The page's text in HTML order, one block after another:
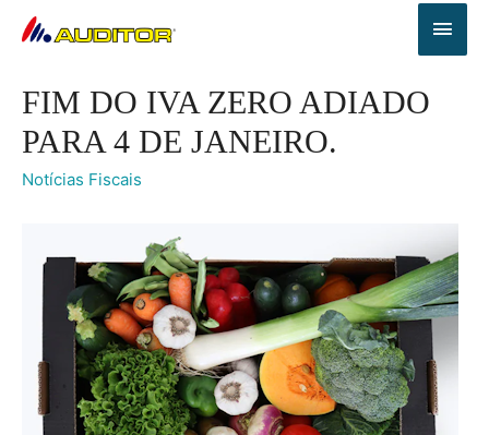
FIM DO IVA ZERO ADIADO
PARA 4 DE JANEIRO.
Notícias Fiscais